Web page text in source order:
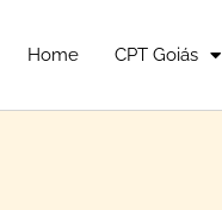
Home CPT Goiás